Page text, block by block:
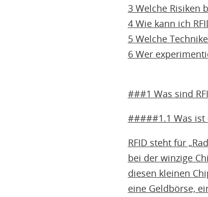
3 Welche Risiken
4 Wie kann ich
5 Welche
6 Wer
###1 Was sind
#####1.1 Was ist
RFID steht für
bei der winzige
diesen kleinen
eine Geldbörse,